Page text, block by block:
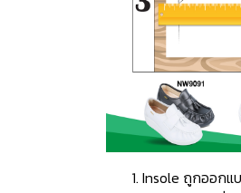
Insole ถูกออกแ